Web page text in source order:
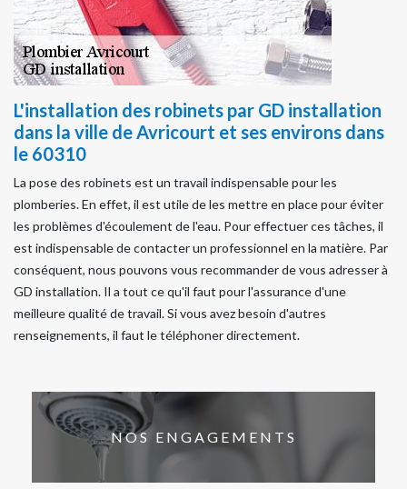
L'installation des robinets par GD installation
dans la ville de Avricourt et ses environs dans
le 60310
La pose des robinets est un travail indispensable pour les
plomberies. En effet, il est utile de les mettre en place pour éviter
les problèmes d'écoulement de l'eau. Pour effectuer ces tâches, il
est indispensable de contacter un professionnel en la matière. Par
conséquent, nous pouvons vous recommander de vous adresser à
GD installation. Il a tout ce qu'il faut pour l'assurance d'une
meilleure qualité de travail. Si vous avez besoin d'autres
renseignements, il faut le téléphoner directement.
NOS ENGAGEMENTS